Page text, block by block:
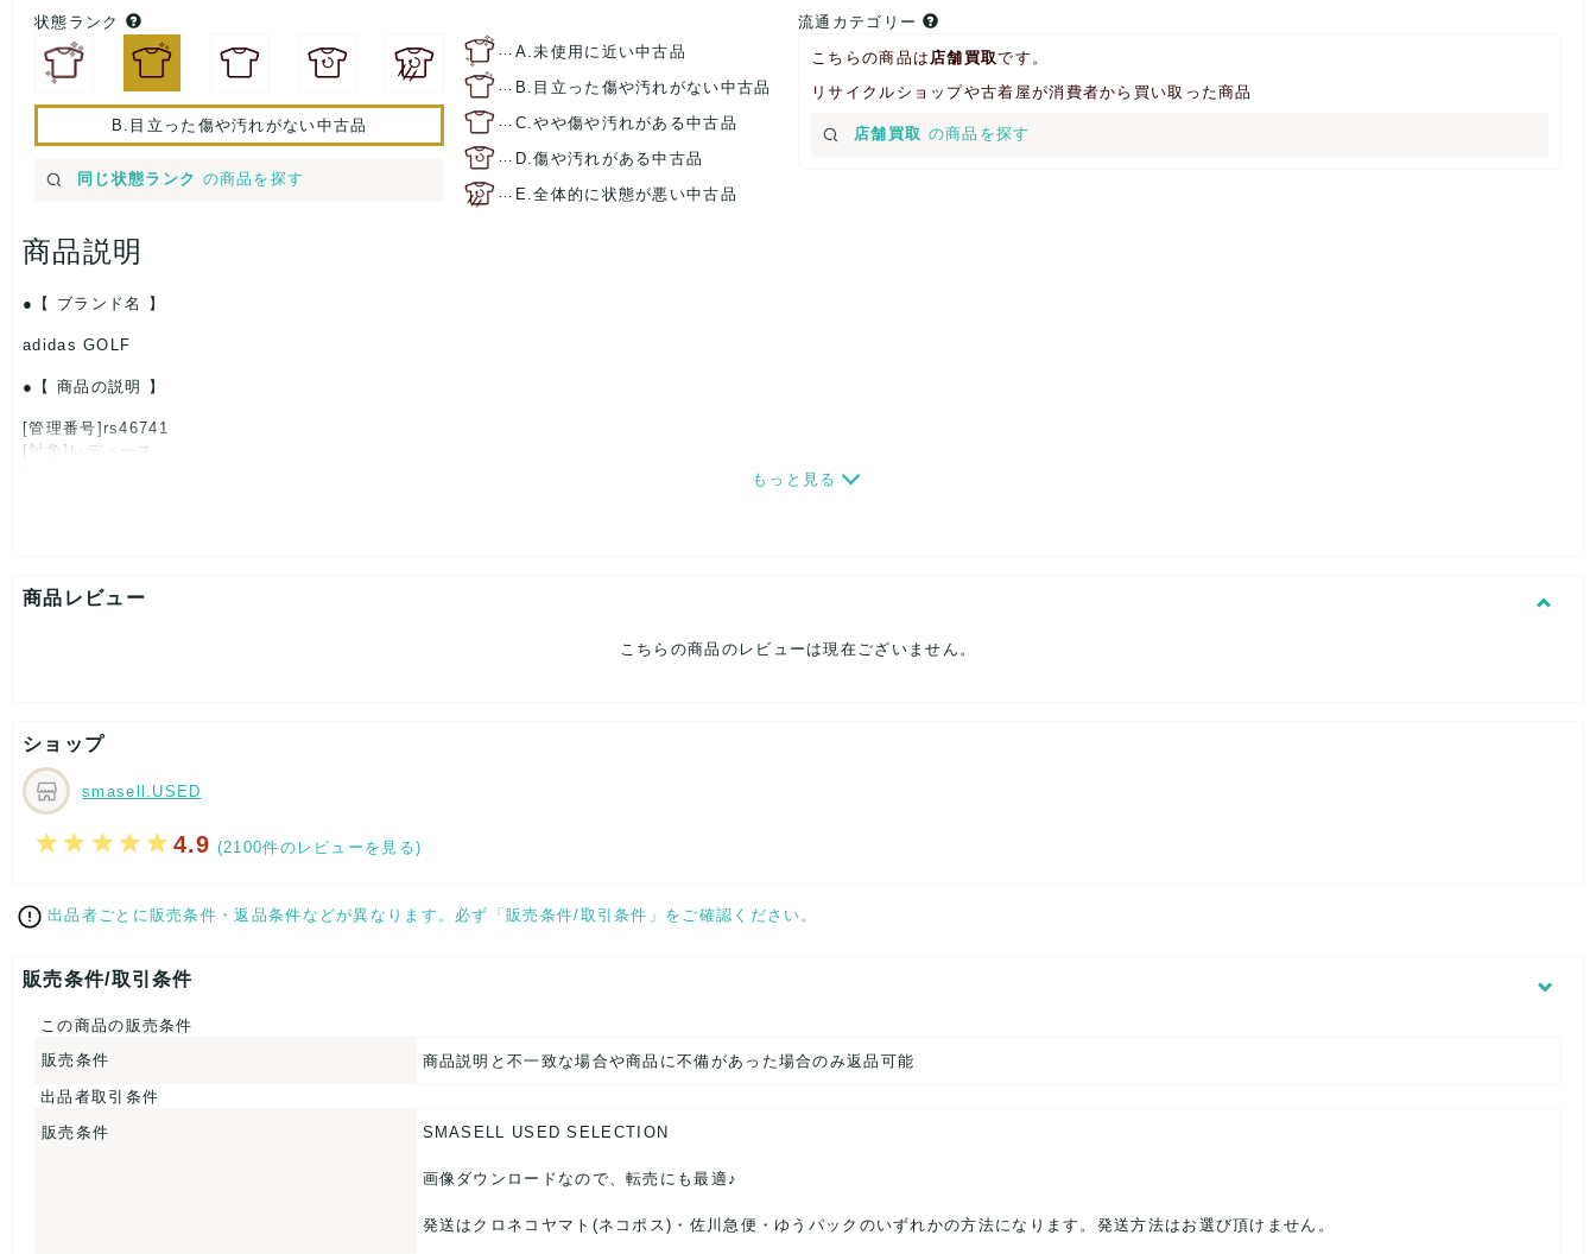
状態ランク
B.目立った傷や汚れがない中古品
同じ状態ランク の商品を探す
… A.未使用に近い中古品
… B.目立った傷や汚れがない中古品
… C.やや傷や汚れがある中古品
… D.傷や汚れがある中古品
… E.全体的に状態が悪い中古品
流通カテゴリー
こちらの商品は 店舗買取です。
リサイクルショップや古着屋が消費者から買い取った商品
店舗買取 の商品を探す
商品説明
【 ブランド名 】
adidas GOLF
【 商品の説明 】
[管理番号]rs46741
[対象]レディース
着丈：約60cm
身幅：約47cm
特記する程のダメージはなく、状態良好なお品になります。
ダメージがある場合はできる限り、撮影しておりますので、
ご確認下さいませ。
【 サイズ・容量 】
着丈：約60cm
【 素材・成分 】
素材タグを撮影しておりますので、ご確認下さいませ。
【 商品札 】
なし
もっと見る
商品レビュー
こちらの商品のレビューは現在ございません。
ショップ
smasell.USED
4.9 (2100件のレビューを見る)
出品者ごとに販売条件・返品条件などが異なります。必ず「販売条件/取引条件」をご確認ください。
販売条件/取引条件
この商品の販売条件
販売条件
商品説明と不一致な場合や商品に不備があった場合のみ返品可能
出品者取引条件
販売条件
SMASELL USED SELECTION
画像ダウンロードなので、転売にも最適♪
発送はクロネコヤマト(ネコポス)・佐川急便・ゆうパックのいずれかの方法になります。発送方法はお選び頂けません。